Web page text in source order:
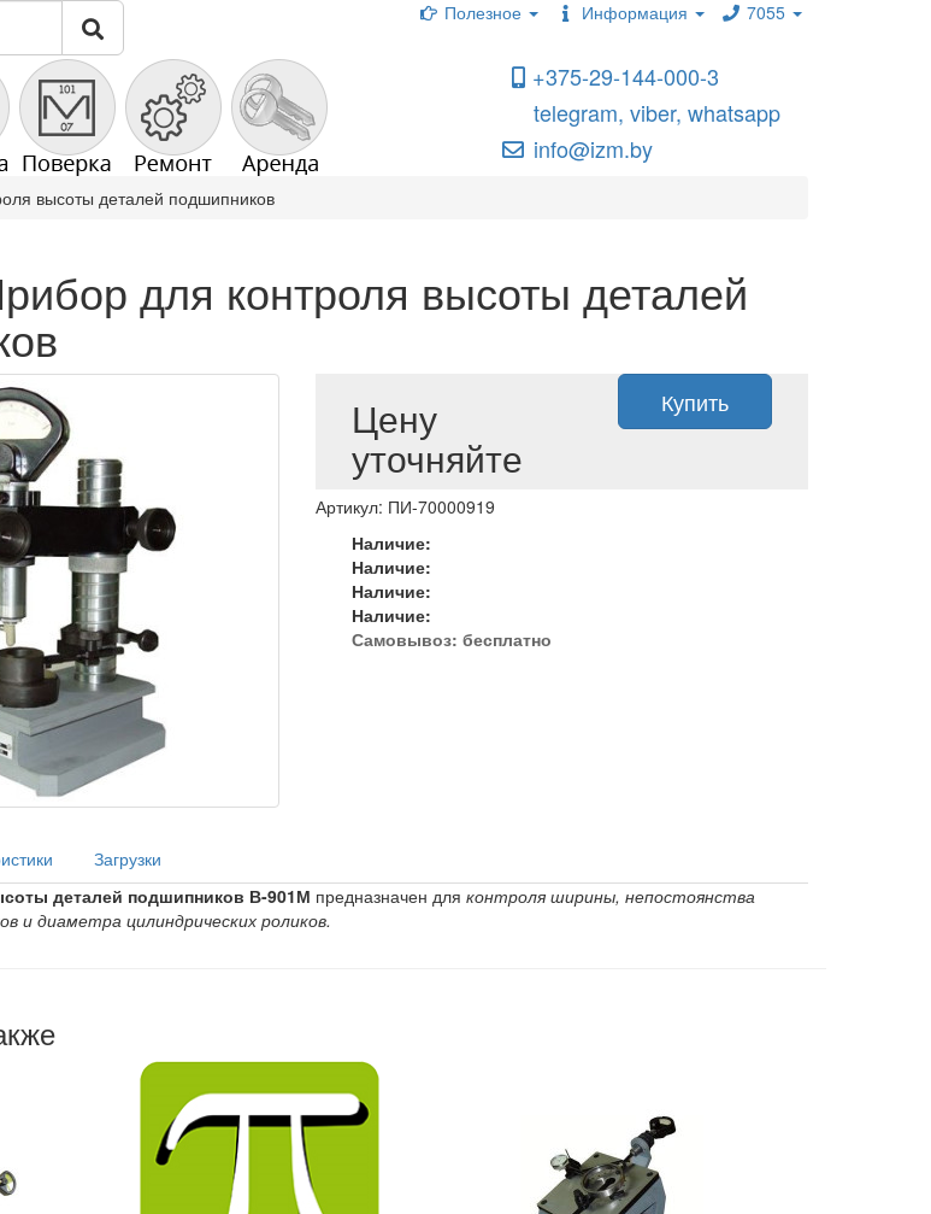
Полезное Информация 7055
+375-29-144-000-3
telegram, viber, whatsapp
info@izm.by
высоты деталей подшипников
для контроля высоты деталей
Цену
уточняйте
Купить
Артикул: ПИ-70000919
Наличие:
Наличие:
Наличие:
Наличие:
Самовывоз:бесплатно
Загрузки
деталей подшипников В-901М предназначен для контроля ширины, непостоянства
и диаметра цилиндрических роликов.